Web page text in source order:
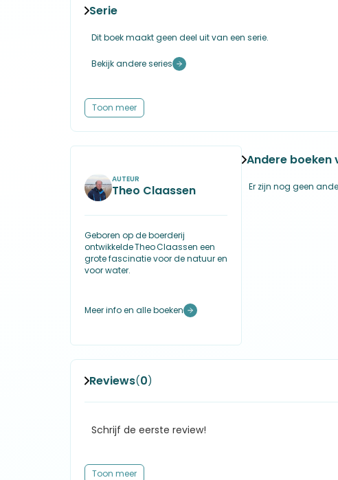
Getallensymboliek biedt onverwachte openbaringen;
historische monumenten, in tijdberekeningen, in bijzondere
Taal: Nederlands
ISBN-10: 9493071227
Productafmetingen: 17,4 x 3,7 x 24,7 cm
Serie
Dit boek maakt geen deel uit van een serie.
Bekijk andere series
Toon meer
AUTEUR
Theo Claassen
Geboren op de boerderij
ontwikkelde Theo Claassen een
grote fascinatie voor de natuur en
voor water.
Meer info en alle boeken
Andere boeken
Er zijn nog geen
Reviews(0)
Schrijf de eerste review!
Toon meer